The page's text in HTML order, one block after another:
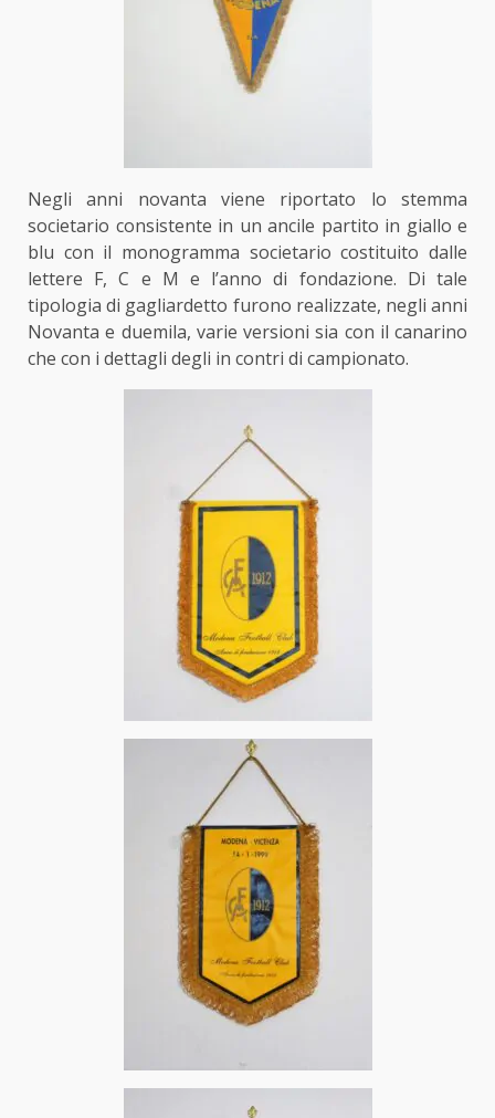
Negli anni novanta viene riportato lo stemma
societario consistente in un ancile partito in giallo e
blu con il monogramma societario costituito dalle
lettere F, C e M e l’anno di fondazione. Di tale
tipologia di gagliardetto furono realizzate, negli anni​
Novanta e duemila, varie versioni sia con il canarino
che con i dettagli degli in contri di campionato.